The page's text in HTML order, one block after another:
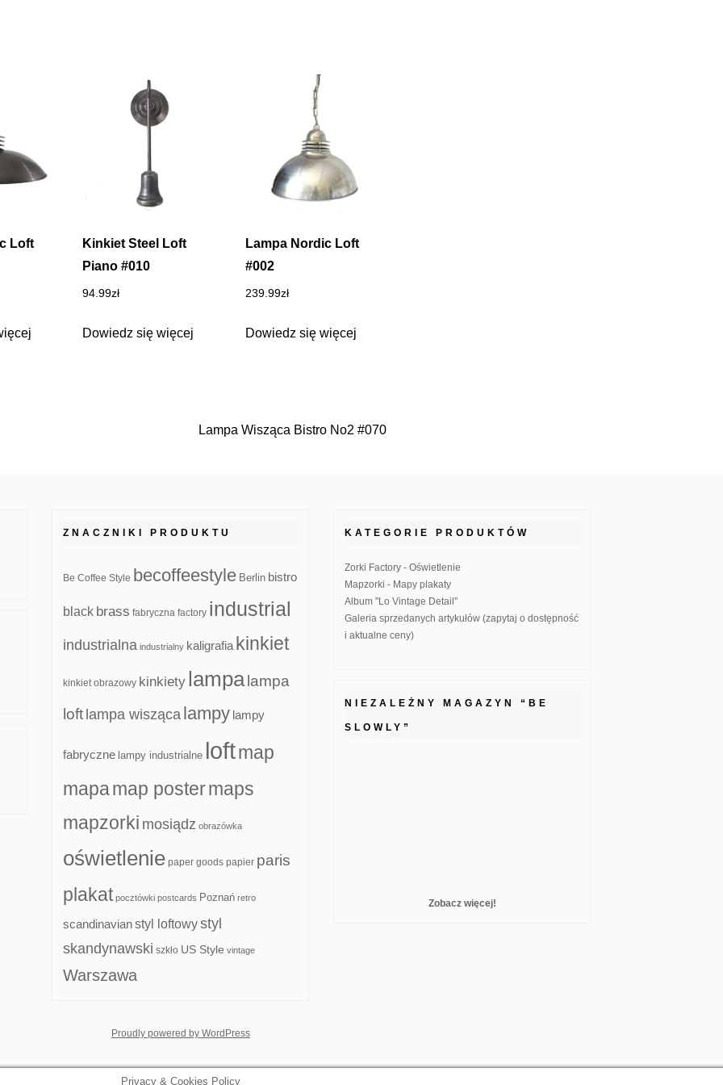
Loft
Kinkiet Steel Loft
Piano #010
94.99zł
Dowiedz się więcej
Lampa Nordic Loft
#002
239.99zł
Dowiedz się więcej
Lampa Wisząca Bistro No2 #070
ZNACZNIKI PRODUKTU
Be Coffee Style becoffeestyle Berlin bistro
black brass fabryczna factory industrial
industrialna industrialny kaligrafia kinkiet
kinkiet obrazowy kinkiety lampa lampa
loft lampa wisząca lampy lampy
fabryczne lampy industrialne loftmap
mapamap postermaps
mapzorki mosiądz obrazówka
oświetlenie paper goods papier paris
plakat pocztówki postcards Poznań retro
scandinavianstyl loftowystyl
skandynawski szkło US Style vintage
Warszawa
KATEGORIE PRODUKTÓW
Zorki Factory - Oświetlenie
Mapzorki - Mapy plakaty
Album "Lo Vintage Detail"
Galeria sprzedanych artykułów (zapytaj o dostępność
i aktualne ceny)
NIEZALEŻNY MAGAZYN “BE
SLOWLY”
Zobacz więcej!
Proudly powered by WordPresswhois: Nuno Sarmento Freelance WordPress Developer London
Privacy & Cookies Policy